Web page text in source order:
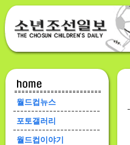
월드컵뉴스
포토갤러리
월드컵이야기